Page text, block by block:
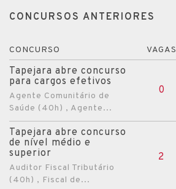
CONCURSOS ANTERIORES
CONCURSO VAGAS
Tapejara abre concurso
para cargos efetivos
Agente Comunitário de
Saúde (40h) , Agente...
0
Tapejara abre concurso
de nível médio e
superior
Auditor Fiscal Tributário
(40h) , Fiscal de...
2